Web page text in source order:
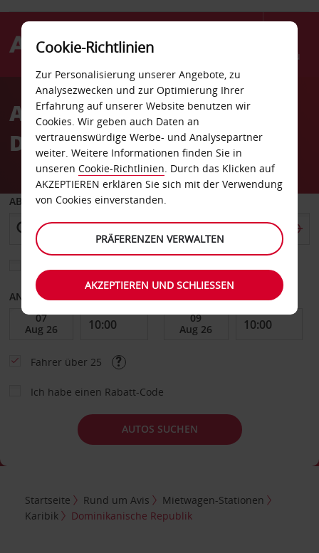
Menü
AvisAutovermietung
Dominikanische Republik
ABHOLEN VON
ANFANGSDATUM
Fahrer über 25
Ich habe einen Rabatt-Code
AUTOS SUCHEN
Startseite Rund um Avis
Mietwagen-Stationen
Karibik
Dominikanische Republik
Cookie-Richtlinien
Zur Personalisierung unserer Angebote, zu
Analysezwecken und zur Optimierung Ihrer
Erfahrung auf unserer Website benutzen wir
Cookies. Wir geben auch Daten an
vertrauenswürdige Werbe- und Analysepartner
weiter. Weitere Informationen finden Sie in
unseren Cookie-Richtlinien. Durch das Klicken auf
AKZEPTIEREN erklären Sie sich mit der Verwendung
von Cookies einverstanden.
PRÄFERENZEN VERWALTEN
AKZEPTIEREN UND SCHLIESSEN